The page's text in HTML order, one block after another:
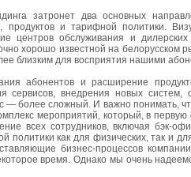
затронет два основных
продуктов и тарифной политики.
центров обслуживания и
хорошо известной на белорусском
близким для восприятия нашими
абонентов и расширение
сервисов, внедрения новых
— более сложный. И важно понимать,
мероприятий, который, в
всех сотрудников, включая бэк-
политики как для физических, так и
бизнес-процессов
время. Однако мы очень